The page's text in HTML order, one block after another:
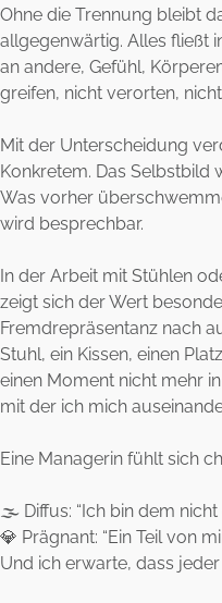
Ohne die Trennung bleibt
allgegenwärtig. Alles fließt
an andere, Gefühl,
greifen, nicht verorten,
Mit der Unterscheidung
Konkretem. Das Selbstbild
Was vorher
wird besprechbar.
In der Arbeit mit Stühlen
zeigt sich der Wert
Fremdrepräsentanz nach
Stuhl, ein Kissen, einen
einen Moment nicht mehr
mit der ich mich
Eine Managerin fühlt sich
🌫️ Diffus: “Ich bin dem nicht
💎 Prägnant: “Ein Teil von
Und ich erwarte, dass jeder